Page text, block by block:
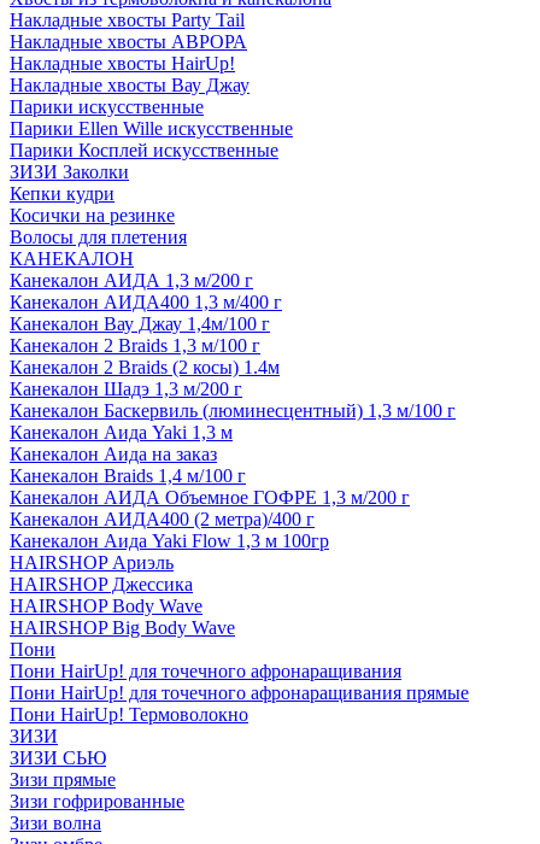
Накладные хвосты Party Tail
Накладные хвосты АВРОРА
Накладные хвосты HairUp!
Накладные хвосты Вау Джау
Парики искусственные
Парики Ellen Wille искусственные
Парики Косплей искусственные
ЗИЗИ Заколки
Кепки кудри
Косички на резинке
Волосы для плетения
КАНЕКАЛОН
Канекалон АИДА 1,3 м/200 г
Канекалон АИДА400 1,3 м/400 г
Канекалон Вау Джау 1,4м/100 г
Канекалон 2 Braids 1,3 м/100 г
Канекалон 2 Braids (2 косы) 1.4м
Канекалон Шадэ 1,3 м/200 г
Канекалон Баскервиль (люминесцентный) 1,3 м/100 г
Канекалон Аида Yaki 1,3 м
Канекалон Аида на заказ
Канекалон Braids 1,4 м/100 г
Канекалон АИДА Объемное ГОФРЕ 1,3 м/200 г
Канекалон АИДА400 (2 метра)/400 г
Канекалон Аида Yaki Flow 1,3 м 100гр
HAIRSHOP Ариэль
HAIRSHOP Джессика
HAIRSHOP Body Wave
HAIRSHOP Big Body Wave
Пони
Пони HairUp! для точечного афронаращивания
Пони HairUp! для точечного афронаращивания прямые
Пони HairUp! Термоволокно
ЗИЗИ
ЗИЗИ СЬЮ
Зизи прямые
Зизи гофрированные
Зизи волна